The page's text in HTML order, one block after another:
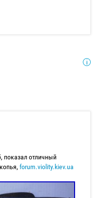
показал отличный
forum.violity.kiev.ua